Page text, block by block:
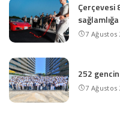
Çerçevesi
7 Ağustos
252
7 Ağustos